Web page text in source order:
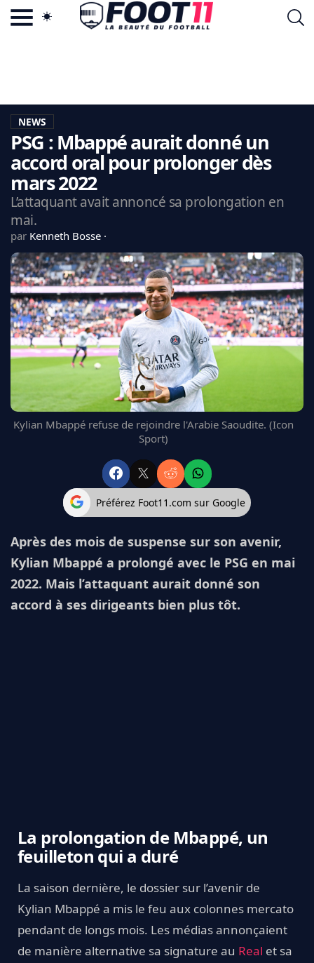
LA CHARTE
VIE PRIVÉE
CGU
CONTACTEZ-NOUS
MERCATO
EDF
PSG
LIGUE 1
REAL MADRID
FC BARCELONE
MANCHESTER UNITED
CHELSEA
BAYERN
L'AVIS DE LA RÉDAC'
NEWS
PSG : Mbappé aurait donné un
accord oral pour prolonger dès
mars 2022
L’attaquant avait annoncé sa prolongation en
mai.
par Kenneth Bosse
Kylian Mbappé refuse de rejoindre l'Arabie Saoudite. (Icon
Sport)
Préférez Foot11.com sur Google
Après des mois de suspense sur son avenir,
Kylian Mbappé a prolongé avec le PSG en mai
2022. Mais l’attaquant aurait donné son
accord à ses dirigeants bien plus tôt.
La prolongation de Mbappé, un
feuilleton qui a duré
La saison dernière, le dossier sur l’avenir de
Kylian Mbappé a mis le feu aux colonnes mercato
pendant de longs mois. Les médias annonçaient
de manière alternative sa signature au Real et sa